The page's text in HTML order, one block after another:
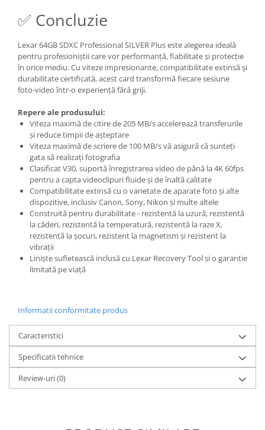
✅ Concluzie
Lexar 64GB SDXC Professional SILVER Plus este alegerea ideală
pentru profesioniștii care vor performanță, fiabilitate și protecție
în orice mediu. Cu viteze impresionante, compatibilitate extinsă și
durabilitate certificată, acest card transformă fiecare sesiune
foto-video într-o experiență fără griji.
Repere ale produsului:
Viteza maximă de citire de 205 MB/s accelerează transferurile
și reduce timpii de așteptare
Viteza maximă de scriere de 100 MB/s vă asigură că sunteți
gata să realizați fotografia
Clasificat V30, suportă înregistrarea video de până la 4K 60fps
pentru a capta videoclipuri fluide și de înaltă calitate
Compatibilitate extinsă cu o varietate de aparate foto și alte
dispozitive, inclusiv Canon, Sony, Nikon și multe altele
Construită pentru durabilitate - rezistentă la uzură, rezistentă
la căderi, rezistentă la temperatură, rezistentă la raze X,
rezistentă la șocuri, rezistent la magnetism și rezistent la
vibrații
Liniște sufletească inclusă cu Lexar Recovery Tool și o garanție
limitată pe viață
Informatii conformitate produs
Caracteristici
Specificatii tehnice
Review-uri(0)